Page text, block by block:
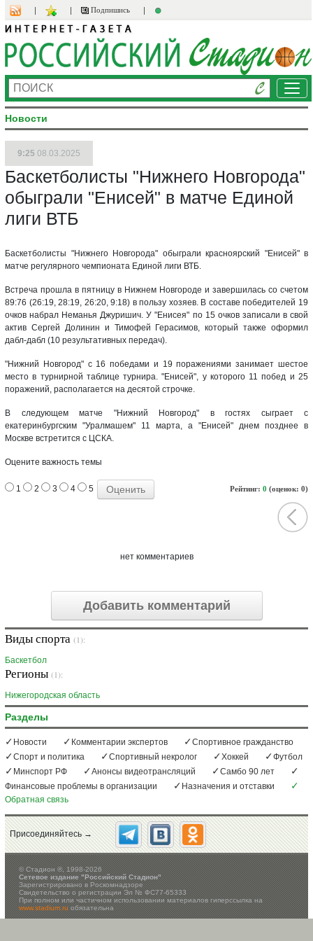
Подпишись
Новости
9:25 08.03.2025
Баскетболисты "Нижнего Новгорода"
обыграли "Енисей" в матче Единой
лиги ВТБ
Баскетболисты "Нижнего Новгорода" обыграли красноярский "Енисей" в
матче регулярного чемпионата Единой лиги ВТБ.
Встреча прошла в пятницу в Нижнем Новгороде и завершилась со счетом
89:76 (26:19, 28:19, 26:20, 9:18) в пользу хозяев. В составе победителей 19
очков набрал Неманья Джуришич. У "Енисея" по 15 очков записали в свой
актив Сергей Долинин и Тимофей Герасимов, который также оформил
дабл-дабл (10 результативных передач).
"Нижний Новгород" с 16 победами и 19 поражениями занимает шестое
место в турнирной таблице турнира. "Енисей", у которого 11 побед и 25
поражений, располагается на десятой строчке.
В следующем матче "Нижний Новгород" в гостях сыграет с
екатеринбургским "Уралмашем" 11 марта, а "Енисей" днем позднее в
Москве встретится с ЦСКА.
Оцените важность темы
Рейтинг: 0 (оценок: 0)
1 2 3 4 5
нет комментариев
Добавить комментарий
Виды спорта (1):
Баскетбол
Регионы (1):
Нижегородская область
Разделы
Новости Комментарии экспертов
Спортивное гражданство
Спорт и политика
Спортивный некролог Хоккей
Футбол
Минспорт РФ
Анонсы видеотрансляций
Самбо 90 лет
Финансовые проблемы в организации
Назначения и отставки
Обратная связь
Присоединяйтесь →
©Стадион ®, 1998-2026
Сетевое издание "Российский Стадион"
Зарегистрировано в Роскомнадзоре
Свидетельство о регистрации Эл № ФС77-65333
При полном или частичном использовании материалов гиперссылка на
www.stadium.ruобязательна